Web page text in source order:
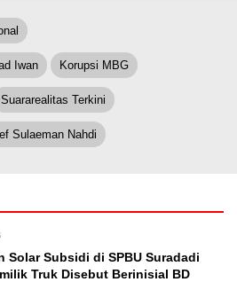
Iwan Korupsi MBG
Suararealitas Terkini
Sulaeman Nahdi
Solar Subsidi di SPBU Suradadi
Truk Disebut Berinisial BD